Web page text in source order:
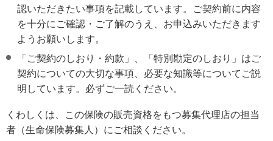
認いただきたい事項を記載しています。ご契約前に内容
を十分にご確認・ご了解のうえ、お申込みいただきます
ようお願いします。
「ご契約のしおり・約款」、「特別勘定のしおり」はご
契約についての大切な事項、必要な知識等についてご説
明しています。必ずご一読ください。
くわしくは、この保険の販売資格をもつ募集代理店の担当
者（生命保険募集人）にご相談ください。